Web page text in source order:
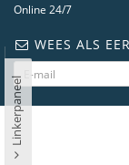
Online 24/7
WEES ALS
Linkerpaneel